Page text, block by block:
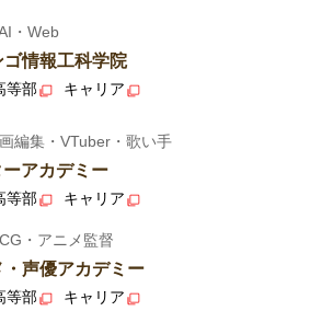
・Web
情報工科学院
等部 キャリア
編集・VTuber・歌い手
アカデミー
等部 キャリア
・アニメ監督
声優アカデミー
等部 キャリア